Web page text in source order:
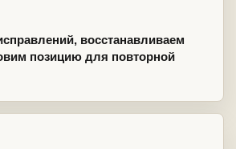
восстанавливаем
позицию для повторной